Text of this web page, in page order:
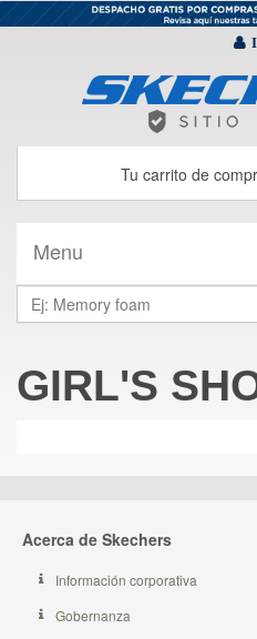
Tu carrito de
Menu
GIRL'S
Acerca de Skechers
Información corporativa
Gobernanza